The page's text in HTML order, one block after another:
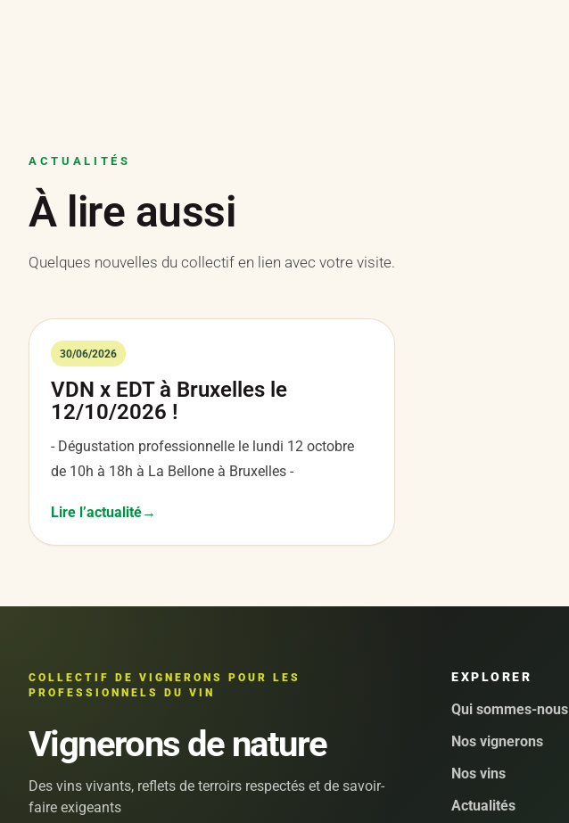
ACTUALITÉS
À lire aussi
Quelques nouvelles du collectif en lien avec votre visite.
30/06/2026
VDN x EDT à Bruxelles le
12/10/2026 !
- Dégustation professionnelle le lundi 12 octobre
de 10h à 18h à La Bellone à Bruxelles -
Lire l’actualité
COLLECTIF DE VIGNERONS POUR LES
PROFESSIONNELS DU VIN
Vignerons de nature
Des vins vivants, reflets de terroirs respectés et de savoir-
faire exigeants
EXPLORER
Qui sommes-nous
Nos vignerons
Nos vins
Actualités